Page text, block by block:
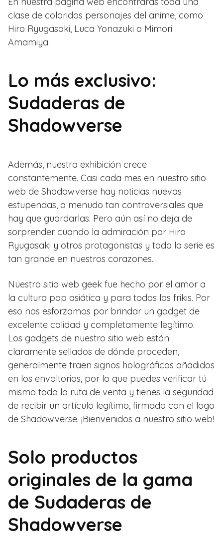
clase de coloridos personajes del anime, como
Hiro Ryugasaki, Luca Yonazuki o Mimori
Amamiya.
Lo más exclusivo:
Sudaderas de
Shadowverse
Además, nuestra exhibición crece
constantemente. Casi cada mes en nuestro sitio
web de Shadowverse hay noticias nuevas
estupendas, a menudo tan controversiales que
hay que guardarlas. Pero aún así no deja de
sorprender cuando la admiración por Hiro
Ryugasaki y otros protagonistas y toda la serie es
tan grande en nuestros corazones.
Nuestro sitio web geek fue hecho por el amor a
la cultura pop asiática y para todos los frikis. Por
eso nos esforzamos por brindar un gadget de
excelente calidad y completamente legítimo.
Los gadgets de nuestro sitio web están
claramente sellados de dónde proceden,
generalmente traen signos holográficos añadidos
en los envoltorios, por lo que puedes verificar tú
mismo toda la ruta de venta y tienes la seguridad
de recibir un artículo legítimo, firmado con el logo
de Shadowverse. ¡Bienvenidos a nuestro sitio web!
Solo productos
originales de la gama
de Sudaderas de
Shadowverse